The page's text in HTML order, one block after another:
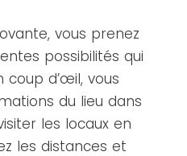
vous prenez
possibilités qui
coup d’œil, vous
du lieu dans
les locaux en
les distances et